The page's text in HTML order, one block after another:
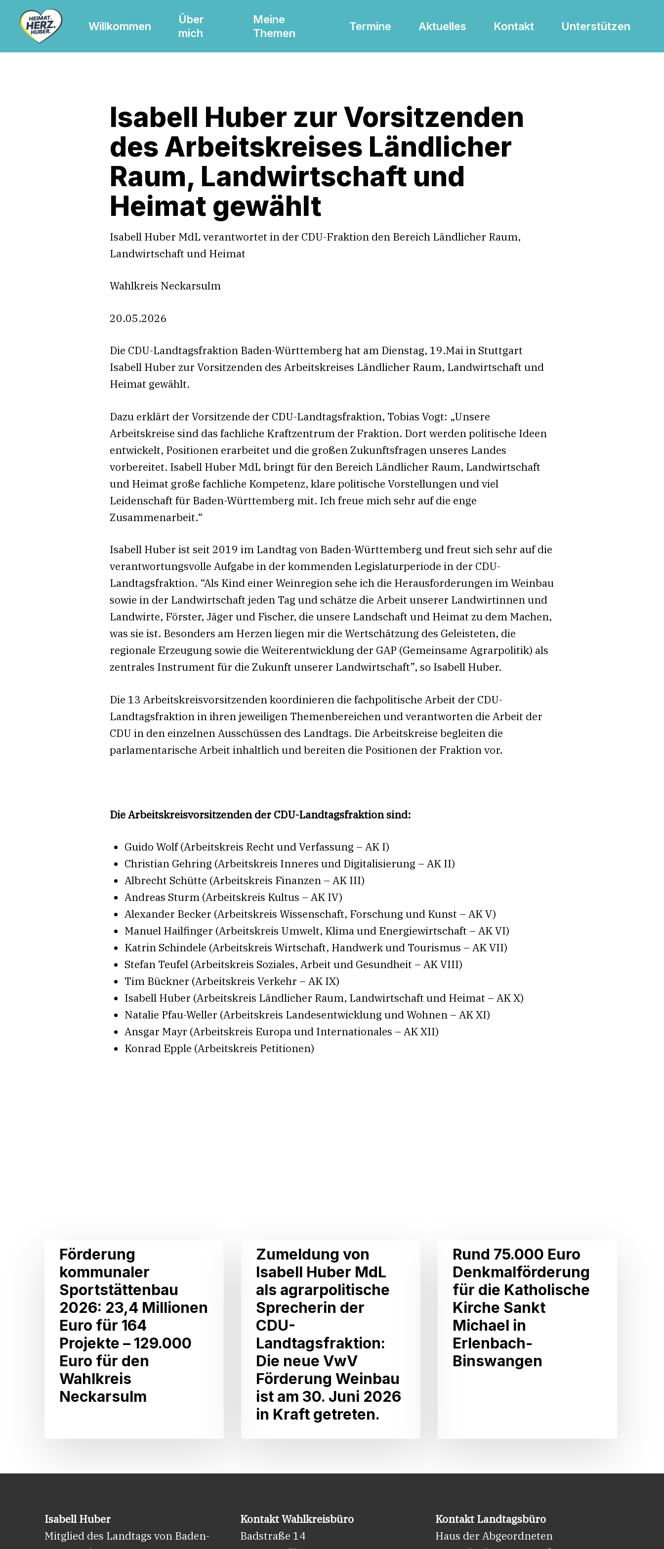
Willkommen
Über
mich
Meine
Themen
Termine Aktuelles Kontakt Unterstützen
Isabell Huber zur Vorsitzenden
des Arbeitskreises Ländlicher
Raum, Landwirtschaft und
Heimat gewählt
Isabell Huber MdL verantwortet in der CDU-Fraktion den Bereich Ländlicher Raum,
Landwirtschaft und Heimat
Wahlkreis Neckarsulm
20.05.2026
Die CDU-Landtagsfraktion Baden-Württemberg hat am Dienstag, 19.Mai in Stuttgart
Isabell Huber zur Vorsitzenden des Arbeitskreises Ländlicher Raum, Landwirtschaft und
Heimat gewählt.
Dazu erklärt der Vorsitzende der CDU-Landtagsfraktion, Tobias Vogt: „Unsere
Arbeitskreise sind das fachliche Kraftzentrum der Fraktion. Dort werden politische Ideen
entwickelt, Positionen erarbeitet und die großen Zukunftsfragen unseres Landes
vorbereitet. Isabell Huber MdL bringt für den Bereich Ländlicher Raum, Landwirtschaft
und Heimat große fachliche Kompetenz, klare politische Vorstellungen und viel
Leidenschaft für Baden-Württemberg mit. Ich freue mich sehr auf die enge
Zusammenarbeit.“
Isabell Huber ist seit 2019 im Landtag von Baden-Württemberg und freut sich sehr auf die
verantwortungsvolle Aufgabe in der kommenden Legislaturperiode in der CDU-
Landtagsfraktion. “Als Kind einer Weinregion sehe ich die Herausforderungen im Weinbau
sowie in der Landwirtschaft jeden Tag und schätze die Arbeit unserer Landwirtinnen und
Landwirte, Förster, Jäger und Fischer, die unsere Landschaft und Heimat zu dem Machen,
was sie ist. Besonders am Herzen liegen mir die Wertschätzung des Geleisteten, die
regionale Erzeugung sowie die Weiterentwicklung der GAP (Gemeinsame Agrarpolitik) als
zentrales Instrument für die Zukunft unserer Landwirtschaft”, so Isabell Huber.
Die 13 Arbeitskreisvorsitzenden koordinieren die fachpolitische Arbeit der CDU-
Landtagsfraktion in ihren jeweiligen Themenbereichen und verantworten die Arbeit der
CDU in den einzelnen Ausschüssen des Landtags. Die Arbeitskreise begleiten die
parlamentarische Arbeit inhaltlich und bereiten die Positionen der Fraktion vor.
Die Arbeitskreisvorsitzenden der CDU-Landtagsfraktion sind:
Guido Wolf (Arbeitskreis Recht und Verfassung – AK I)
Christian Gehring (Arbeitskreis Inneres und Digitalisierung – AK II)
Albrecht Schütte (Arbeitskreis Finanzen – AK III)
Andreas Sturm (Arbeitskreis Kultus – AK IV)
Alexander Becker (Arbeitskreis Wissenschaft, Forschung und Kunst – AK V)
Manuel Hailfinger (Arbeitskreis Umwelt, Klima und Energiewirtschaft – AK VI)
Katrin Schindele (Arbeitskreis Wirtschaft, Handwerk und Tourismus – AK VII)
Stefan Teufel (Arbeitskreis Soziales, Arbeit und Gesundheit – AK VIII)
Tim Bückner (Arbeitskreis Verkehr – AK IX)
Isabell Huber (Arbeitskreis Ländlicher Raum, Landwirtschaft und Heimat – AK X)
Natalie Pfau-Weller (Arbeitskreis Landesentwicklung und Wohnen – AK XI)
Ansgar Mayr (Arbeitskreis Europa und Internationales – AK XII)
Konrad Epple (Arbeitskreis Petitionen)
Förderung
kommunaler
Sportstättenbau
2026:
23,4
Millionen
Euro
164
Projekte
Neckarsulm
Förderung
kommunaler
Sportstättenbau
2026: 23,4 Millionen
Euro für 164
Projekte – 129.000
Euro für den
Wahlkreis
Neckarsulm
Zumeldung
von
Isabell
Huber
MdL
agrarpolitische
Sprecherin
der
CDU-
Landtagsfraktion:
ist
am
Zumeldung von
Isabell Huber MdL
als agrarpolitische
Sprecherin der
CDU-
Landtagsfraktion:
Die neue VwV
Förderung Weinbau
ist am 30. Juni 2026
in Kraft getreten.
Rund
75.000
Euro
Denkmalförderung
Katholische
Kirche
Rund 75.000 Euro
Denkmalförderung
für die Katholische
Kirche Sankt
Michael in
Erlenbach-
Binswangen
Isabell Huber
Mitglied des Landtags von Baden-
Kontakt Wahlkreisbüro
Badstraße 14
Kontakt Landtagsbüro
Haus der Abgeordneten